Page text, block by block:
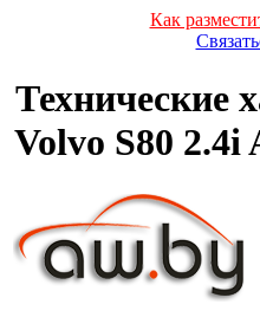
Как
Технические
Volvo S80 2.4i